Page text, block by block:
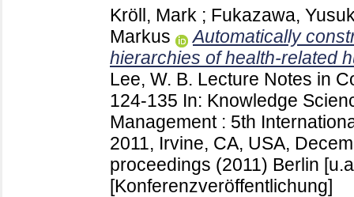
Kröll, Mark ; Fukazawa,
Markus
Automatically
hierarchies of health-related
Lee, W. B. Lecture Notes in
124-135 In: Knowledge
Management : 5th
2011, Irvine, CA, USA,
proceedings (2011) Berlin
[Konferenzveröffentlichung]